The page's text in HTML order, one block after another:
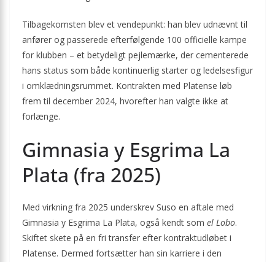
Tilbagekomsten blev et vendepunkt: han blev udnævnt til
anfører og passerede efterfølgende 100 officielle kampe
for klubben – et betydeligt pejlemærke, der cementerede
hans status som både kontinuerlig starter og ledelsesfigur
i omklædningsrummet. Kontrakten med Platense løb
frem til december 2024, hvorefter han valgte ikke at
forlænge.
Gimnasia y Esgrima La
Plata (fra 2025)
Med virkning fra 2025 underskrev Suso en aftale med
Gimnasia y Esgrima La Plata, også kendt som el Lobo.
Skiftet skete på en fri transfer efter kontraktudløbet i
Platense. Dermed fortsætter han sin karriere i den